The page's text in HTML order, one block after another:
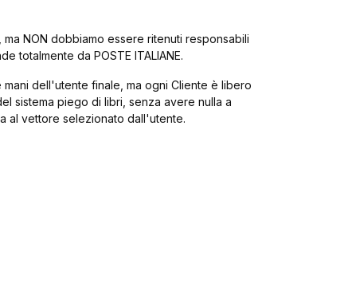
NON dobbiamo essere ritenuti responsabili
totalmente da POSTE ITALIANE.
dell'utente finale, ma ogni Cliente è libero
sistema piego di libri, senza avere nulla a
al vettore selezionato dall'utente.